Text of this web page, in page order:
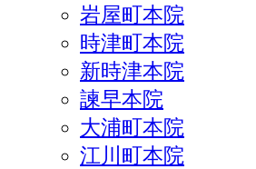
岩屋町本院
時津町本院
新時津本院
諫早本院
大浦町本院
江川町本院